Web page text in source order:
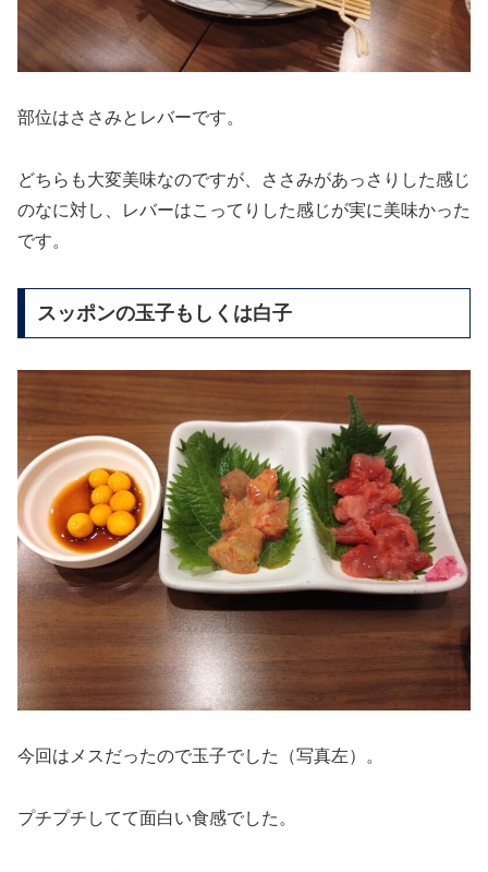
部位はささみとレバーです。
どちらも大変美味なのですが、ささみがあっさりした感じ
のなに対し、レバーはこってりした感じが実に美味かった
です。
スッポンの玉子もしくは白子
今回はメスだったので玉子でした（写真左）。
プチプチしてて面白い食感でした。